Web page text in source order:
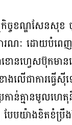
ខណ្ឌសែនសុខ ចូល
ៈ ដោយបំពេញភ
នហ្វេសប៊ុកមាន
ាងលើជាការធ្
គ្មានមូលហេតុ
បយ៉ាងខិតខំប្រឹង